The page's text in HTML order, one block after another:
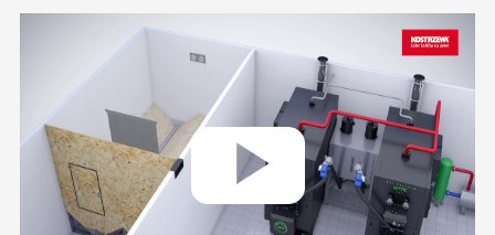
besteht zudem die Möglichkeit der Zeitprogrammierung des Aufgebers: Der
Puffertank wird bis auf MAXIMAL-Niveau am vom Anwender vorgegebenen
Wochentag zur festgelegten Uhrzeit gefüllt.